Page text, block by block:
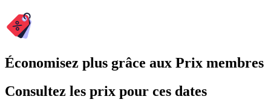
Économisez plus grâce aux Prix membres
Consultez les prix pour ces dates